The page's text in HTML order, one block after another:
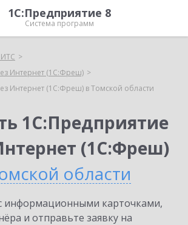
1С:Предприятие 8
Система программ
Интернет (1С:Фреш)
Интернет (1С:Фреш) в Томской области
1С:Предприятие
(1С:Фреш)
области
информационными карточками,
и отправьте заявку на